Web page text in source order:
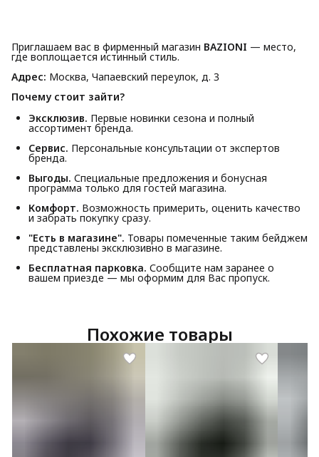
Приглашаем вас в фирменный магазин BAZIONI — место,
где воплощается истинный стиль.
Адрес: Москва, Чапаевский переулок, д. 3
Почему стоит зайти?
Эксклюзив. Первые новинки сезона и полный
ассортимент бренда.
Сервис. Персональные консультации от экспертов
бренда.
Выгоды. Специальные предложения и бонусная
программа только для гостей магазина.
Комфорт. Возможность примерить, оценить качество
и забрать покупку сразу.
"Есть в магазине". Товары помеченные таким бейджем
представлены эксклюзивно в магазине.
Бесплатная парковка. Сообщите нам заранее о
вашем приезде — мы оформим для Вас пропуск.
Похожие товары